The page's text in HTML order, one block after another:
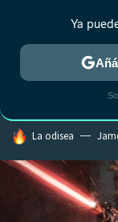
HOY SE HABLA DE
La odisea
Ya